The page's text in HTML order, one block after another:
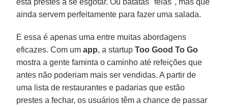
ainda servem perfeitamente para fazer uma salada.
E essa é apenas uma entre muitas abordagens
eficazes. Com umapp, a startupToo Good To Go
mostra a gente faminta o caminho até refeições que
antes não poderiam mais ser vendidas. A partir de
uma lista de restaurantes e padarias que estão
prestes a fechar, os usuários têm a chance de passar